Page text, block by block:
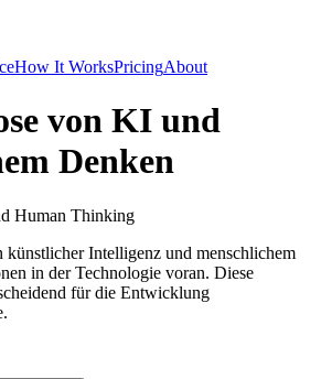
How It WorksPricingAbout
von KI und
Denken
Human Thinking
künstlicher Intelligenz und menschlichem
in der Technologie voran. Diese
für die Entwicklung